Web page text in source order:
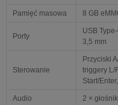
Pamięć masowa 8 GB
Porty
USB
3,5 mm
Sterowanie
Przyciski
triggery L/
Start/
Audio 2 ×